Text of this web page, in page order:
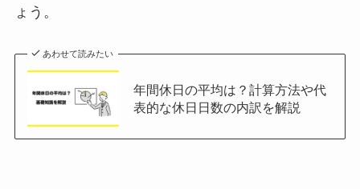
ょう。
あわせて読みたい
年間休日の平均は？計算方法や代
表的な休日日数の内訳を解説